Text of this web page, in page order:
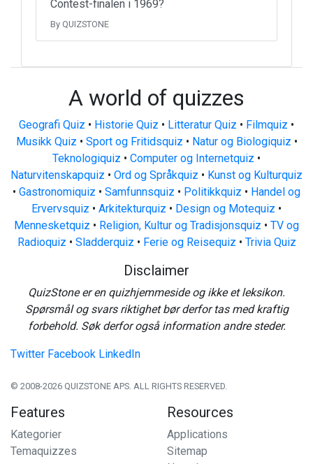
Contest-finalen i 1969?
By QUIZSTONE
A world of quizzes
Geografi Quiz • Historie Quiz • Litteratur Quiz • Filmquiz •
Musikk Quiz • Sport og Fritidsquiz • Natur og Biologiquiz •
Teknologiquiz • Computer og Internetquiz •
Naturvitenskapquiz • Ord og Språkquiz • Kunst og Kulturquiz
• Gastronomiquiz • Samfunnsquiz • Politikkquiz • Handel og
Ervervsquiz • Arkitekturquiz • Design og Motequiz •
Mennesketquiz • Religion, Kultur og Tradisjonsquiz • TV og
Radioquiz • Sladderquiz • Ferie og Reisequiz • Trivia Quiz
Disclaimer
QuizStone er en quizhjemmeside og ikke et leksikon.
Spørsmål og svars riktighet bør derfor tas med kraftig
forbehold. Søk derfor også information andre steder.
Twitter Facebook LinkedIn
© 2008-2026 QUIZSTONE APS. ALL RIGHTS RESERVED.
Features
Kategorier
Temaquizzes
Resources
Applications
Sitemap